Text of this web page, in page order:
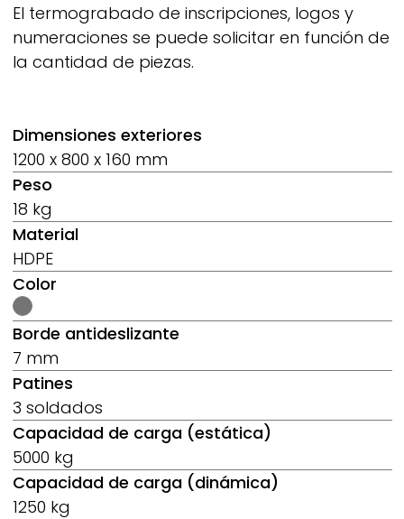
El termograbado de inscripciones, logos y
numeraciones se puede solicitar en función de
la cantidad de piezas.
Dimensiones exteriores
1200 x 800 x 160 mm
Peso
18 kg
Material
HDPE
Color
Borde antideslizante
7 mm
Patines
3 soldados
Capacidad de carga (estática)
5000 kg
Capacidad de carga (dinámica)
1250 kg